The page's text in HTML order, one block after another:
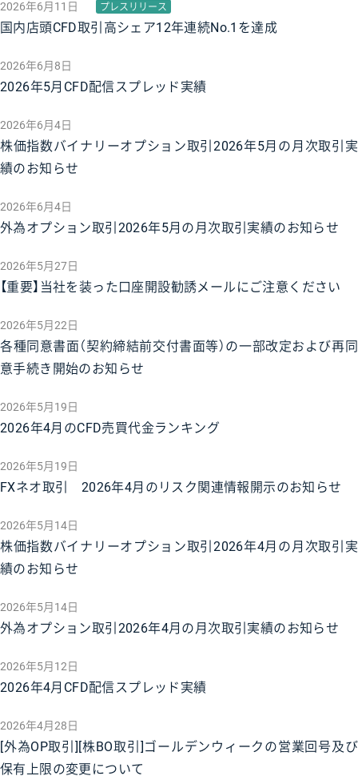
2026年6月11日 プレスリリース
国内店頭CFD取引高シェア12年連続No.1を達成
2026年6月8日
2026年5月CFD配信スプレッド実績
2026年6月4日
株価指数バイナリーオプション取引2026年5月の月次取引実
績のお知らせ
2026年6月4日
外為オプション取引2026年5月の月次取引実績のお知らせ
2026年5月27日
【重要】当社を装った口座開設勧誘メールにご注意ください
2026年5月22日
各種同意書面（契約締結前交付書面等）の一部改定および再同
意手続き開始のお知らせ
2026年5月19日
2026年4月のCFD売買代金ランキング
2026年5月19日
FXネオ取引 2026年4月のリスク関連情報開示のお知らせ
2026年5月14日
株価指数バイナリーオプション取引2026年4月の月次取引実
績のお知らせ
2026年5月14日
外為オプション取引2026年4月の月次取引実績のお知らせ
2026年5月12日
2026年4月CFD配信スプレッド実績
2026年4月28日
[外為OP取引][株BO取引]ゴールデンウィークの営業回号及び
保有上限の変更について